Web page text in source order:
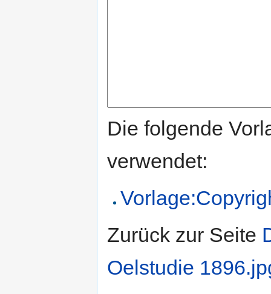
Die folgende
verwendet:
Zurück zur Seite
Oelstudie